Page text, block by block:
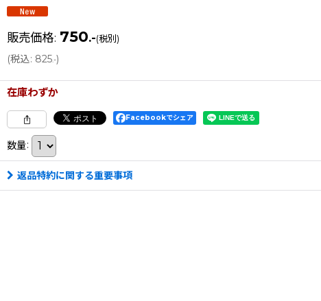
販売価格: 750.-(税別)
(税込: 825.-)
在庫わずか
Facebookでシェア
数量:
返品特約に関する重要事項